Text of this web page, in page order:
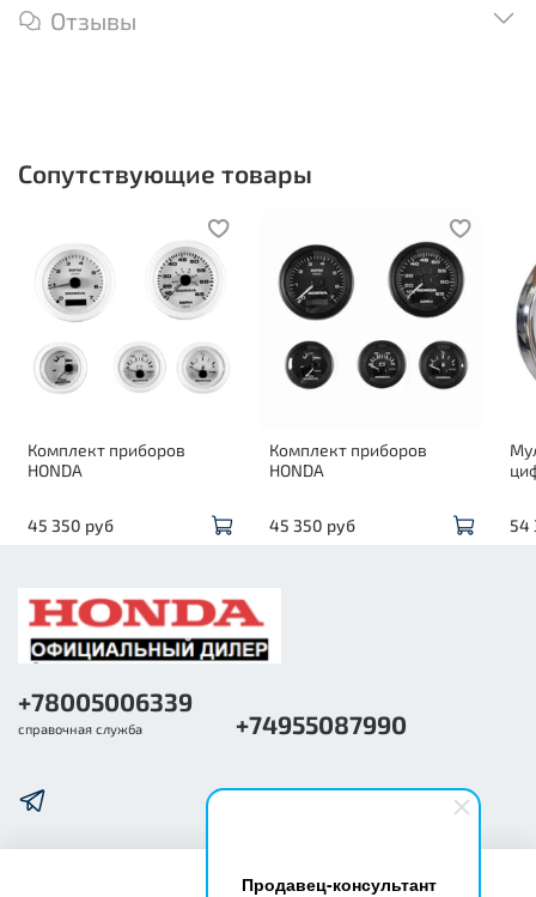
Продавец-консультант
Отзывы
Сопутствующие товары
Комплект приборов
HONDA
45 350 руб
Комплект приборов
HONDA
45 350 руб 54
+78005006339
справочная служба +74955087990